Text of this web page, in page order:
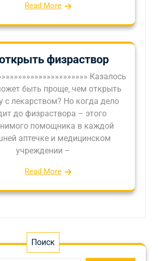
Read More
физраствор
Казалось
быть проще‚ чем открыть
с лекарством? Но когда дело
до физраствора – этого
помощника в каждой
аптечке и медицинском
учреждении –
Read More
Поиск